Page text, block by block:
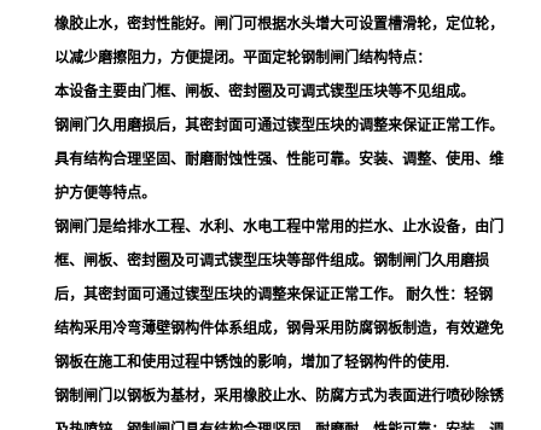
橡胶止水，密封性能好。闸门可根据水头增大可设置槽滑轮，定位轮，
以减少磨擦阻力，方便提闭。平面定轮钢制闸门结构特点：
本设备主要由门框、闸板、密封圈及可调式锲型压块等不见组成。
钢闸门久用磨损后，其密封面可通过锲型压块的调整来保证正常工作。
具有结构合理坚固、耐磨耐蚀性强、性能可靠。安装、调整、使用、维
护方便等特点。
钢闸门是给排水工程、水利、水电工程中常用的拦水、止水设备，由门
框、闸板、密封圈及可调式锲型压块等部件组成。钢制闸门久用磨损
后，其密封面可通过锲型压块的调整来保证正常工作。 耐久性：轻钢
结构采用冷弯薄壁钢构件体系组成，钢骨采用防腐钢板制造，有效避免
钢板在施工和使用过程中锈蚀的影响，增加了轻钢构件的使用.
钢制闸门以钢板为基材，采用橡胶止水、防腐方式为表面进行喷砂除锈